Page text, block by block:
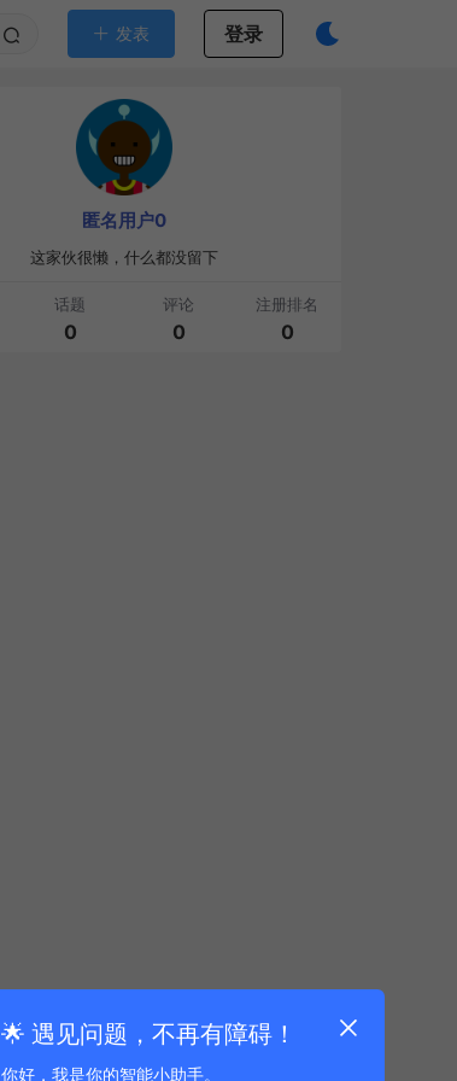
发表 登录
匿名用户0
这家伙很懒，什么都没留下
话题
0
评论
0
注册排名
0
🌟 遇见问题，不再有障碍！
你好，我是你的智能小助手。